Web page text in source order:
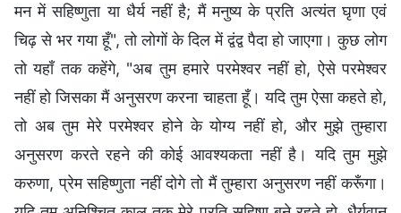
मन में सहिष्णुता या धैर्य नहीं है; मैं मनुष्य के प्रति अत्यंत घृणा एवं
चिढ़ से भर गया हूँ", तो लोगों के दिल में द्वंद्व पैदा हो जाएगा। कुछ लोग
तो यहाँ तक कहेंगे, "अब तुम हमारे परमेश्वर नहीं हो, ऐसे परमेश्वर
नहीं हो जिसका मैं अनुसरण करना चाहता हूँ। यदि तुम ऐसा कहते हो,
तो अब तुम मेरे परमेश्वर होने के योग्य नहीं हो, और मुझे तुम्हारा
अनुसरण करते रहने की कोई आवश्यकता नहीं है। यदि तुम मुझे
करुणा, प्रेम सहिष्णुता नहीं दोगे तो मैं तुम्हारा अनुसरण नहीं करूँगा।